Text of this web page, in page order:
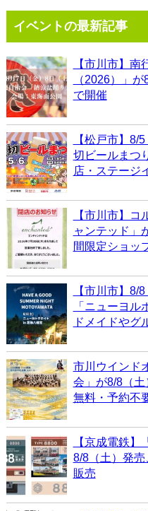
イベントの最新記事
【市川市】南
（2026）」
で開催
【松戸市】8/
切ビールまつ
店・ステージ
【市川市】
ャンテッド」
間限定ショッ
【市川市】8/
「ニューヨ
ドメイドやグ
市川ウインド
会」が8/8（
無料・予約不
【京成電鉄
8/8（土）発
販売